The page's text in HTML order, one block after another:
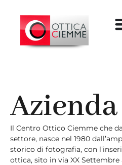
Azienda
Il Centro Ottico Ciemme che
settore, nasce nel 1980
storico di fotografia, con
ottica, sito in via XX Settembre